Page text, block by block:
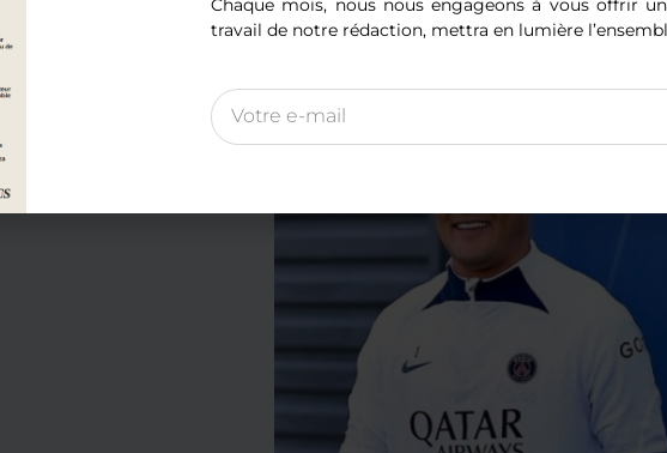
visage bouffi. Laissant penser à un laisser-aller durant les fêtes… Le clan
critiques.
Chaque mois, nous nous engageons à vous offrir
travail de notre rédaction, mettra en lumière